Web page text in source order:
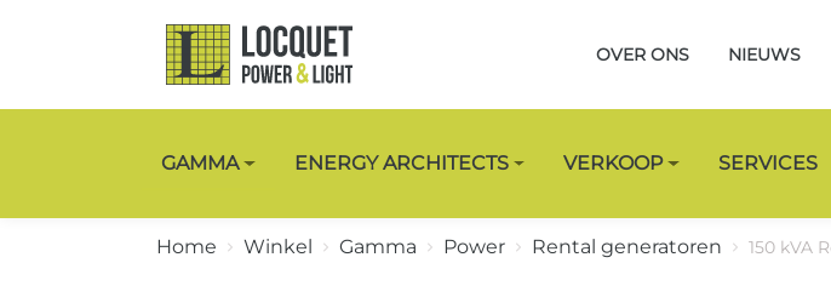
OVER ONS NIEUWS
GAMMA ENERGY ARCHITECTS VERKOOP SERVICES
Home Winkel Gamma Power Rental generatoren 150 kVA